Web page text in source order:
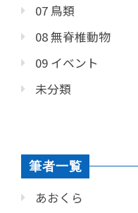
07 鳥類
08 無脊椎動物
09 イベント
未分類
筆者一覧
あおくら